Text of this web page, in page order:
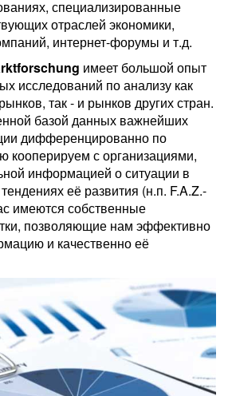
специализированные
отраслей экономики,
интернет-форумы и т.д.
имеет большой опыт
исследований по анализу как
так - и рынков других стран.
базой данных важнейших
дифференцированно по
кооперируем с организациями,
информацией о ситуации в
её развития (н.п. F.A.Z.-
имеются собственные
позволяющие нам эффективно
и качественно её
Next